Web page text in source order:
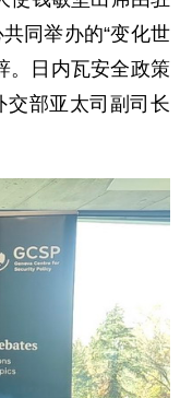
同举办的“变化世
。日内瓦安全政策
交部亚太司副司长